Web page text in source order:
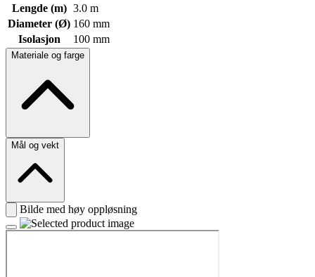
Lengde (m) 3.0 m
Diameter (Ø) 160 mm
Isolasjon
100 mm
Materiale og farge
Mål og vekt
Bilde med høy oppløsning